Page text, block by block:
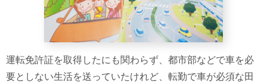
運転免許証を取得したにも関わらず、都市部などで車を必
要としない生活を送っていたけれど、転勤で車が必須な田